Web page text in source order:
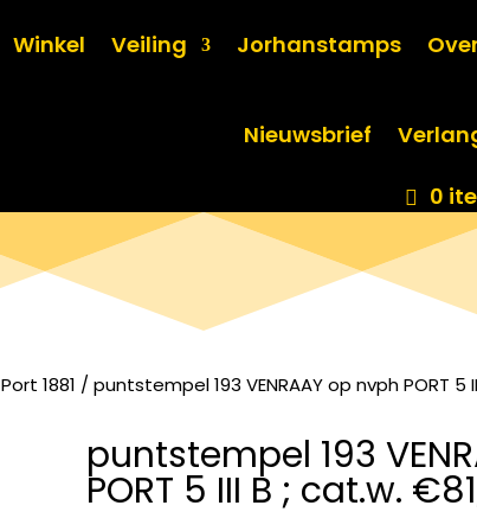
Winkel Veiling Jorhanstamps
Nieuwsbrief
0
Port 1881 / puntstempel 193 VENRAAY op nvph PORT 5
puntstempel 193
PORT 5 III B ; cat.w.